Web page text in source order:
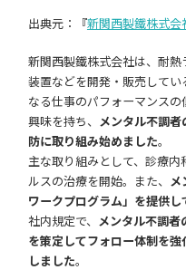
出典元：『新関西製鐵株式
新関西製鐵株式会社は、耐
装置などを開発・販売して
なる仕事のパフォーマンス
興味を持ち、 メンタル不調
防に取り組み始めました。
主な取り組みとして、診療
ルスの治療を開始。また、 メ
ワークプログラム」を提供し
社内規定で、 メンタル不調
を策定してフォロー体制を
しました。